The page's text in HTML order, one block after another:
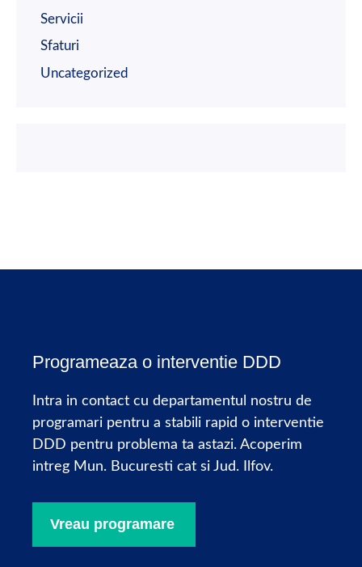
Servicii
Sfaturi
Uncategorized
Programeaza o interventie DDD
Intra in contact cu departamentul nostru de
programari pentru a stabili rapid o interventie
DDD pentru problema ta astazi. Acoperim
intreg Mun. Bucuresti cat si Jud. Ilfov.
Vreau programare